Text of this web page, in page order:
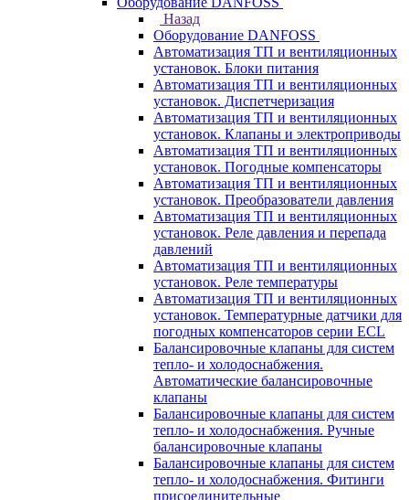
Назад
Оборудование DANFOSS
Автоматизация ТП и вентиляционных
установок. Блоки питания
Автоматизация ТП и вентиляционных
установок. Диспетчеризация
Автоматизация ТП и вентиляционных
установок. Клапаны и электроприводы
Автоматизация ТП и вентиляционных
установок. Погодные компенсаторы
Автоматизация ТП и вентиляционных
установок. Преобразователи давления
Автоматизация ТП и вентиляционных
установок. Реле давления и перепада
давлений
Автоматизация ТП и вентиляционных
установок. Реле температуры
Автоматизация ТП и вентиляционных
установок. Температурные датчики для
погодных компенсаторов серии ECL
Балансировочные клапаны для систем
тепло- и холодоснабжения.
Автоматические балансировочные
клапаны
Балансировочные клапаны для систем
тепло- и холодоснабжения. Ручные
балансировочные клапаны
Балансировочные клапаны для систем
тепло- и холодоснабжения. Фитинги
присоединительные